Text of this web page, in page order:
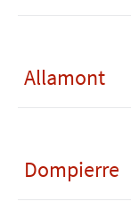
Allamont
Dompierre